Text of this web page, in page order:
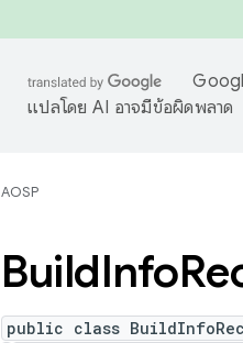
แปลโดย AI อาจมีข้อผิดพลาด
AOSP
BuildInfo
public class